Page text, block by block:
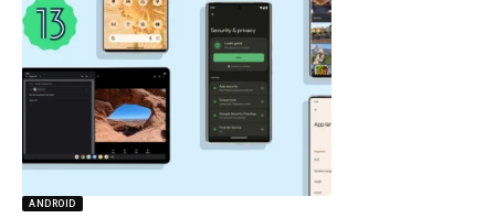
ANDROID